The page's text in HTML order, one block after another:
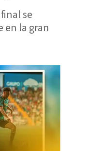
se
en la gran